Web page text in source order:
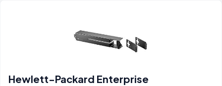
Hewlett-Packard Enterprise